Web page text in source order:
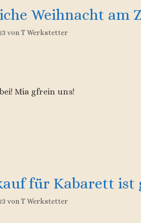
Weihnacht am
vonT Werkstetter
Mia gfrein uns!
für Kabarett ist
vonT Werkstetter